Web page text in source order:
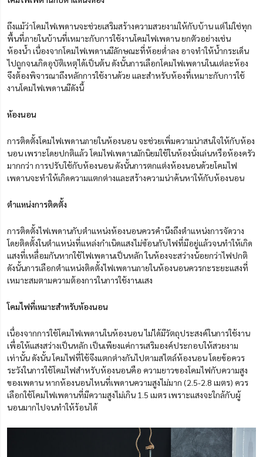
ถึงแม้ว่าโคมไฟเพดานจะช่วยเสริมสร้างความสวยงามให้กับบ้าน แต่ไม่ใช่ทุก
พื้นที่ภายในบ้านที่เหมาะกับการใช้งานโคมไฟเพดาน ยกตัวอย่างเช่น
ห้องน้ำ เนื่องจากโคมไฟเพดานมีลักษณะที่ห้อยต่ำลง อาจทำให้น้ำกระเด็น
ไปถูกจนเกิดอุบัติเหตุได้เป็นต้น ดังนั้นการเลือกโคมไฟเพดานในแต่ละห้อง
จึงต้องพิจารณาถึงหลักการใช้งานด้วย และสำหรับห้องที่เหมาะกับการใช้
งานโคมไฟเพดานมีดังนี้
ห้องนอน
การติดตั้งโคมไฟเพดานภายในห้องนอน จะช่วยเพิ่มความน่าสนใจให้กับห้อง
นอน เพราะโดยปกติแล้ว โคมไฟเพดานมักนิยมใช้ในห้องนั่งเล่นหรือห้องครัว
มากกว่า การปรับใช้กับห้องนอน ดังนั้นการตกแต่งห้องนอนด้วยโคมไฟ
เพดานจะทำให้เกิดความแตกต่างและสร้างความน่าค้นหาให้กับห้องนอน
ตำแหน่งการติดตั้ง
การติดตั้งไฟเพดานกับตำแหน่งห้องนอนควรคำนึงถึงตำแหน่งการจัดวาง
โดยติดตั้งในตำแหน่งที่แหล่งกำเนิดแสงไม่ซ้อนกับไฟที่มีอยู่แล้วจนทำให้เกิด
แสงที่เหลื่อมกันหากใช้ไฟเพดานเป็นหลัก ในห้องจะสว่างน้อยกว่าไฟปกติ
ดังนั้นการเลือกตำแหน่งติดตั้งไฟเพดานภายในห้องนอนควรกะระยะแสงที่
เหมาะสมตามความต้องการในการใช้งานแสง
โคมไฟที่เหมาะสำหรับห้องนอน
เนื่องจากการใช้โคมไฟเพดานในห้องนอน ไม่ได้มีวัตถุประสงค์ในการใช้งาน
เพื่อให้แสงสว่างเป็นหลัก เป็นเพียงแค่การเสริมองค์ประกอบให้สวยงาม
เท่านั้น ดังนั้น โคมไฟที่ใช้จึงแตกต่างกันไปตามสไตล์ห้องนอน โดยข้อควร
ระวังในการใช้โคมไฟสำหรับห้องนอนคือ ความยาวของโคมไฟกับความสูง
ของเพดาน หากห้องนอนไหนที่เพดานความสูงไม่มาก (2.5-2.8 เมตร) ควร
เลือกใช้โคมไฟเพดานที่มีความสูงไม่เกิน 1.5 เมตร เพราะแสงจะใกล้กับผู้
นอนมากไปจนทำให้ร้อนได้